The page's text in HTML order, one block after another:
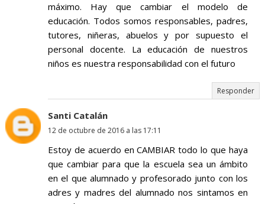
máximo. Hay que cambiar el modelo de
educación. Todos somos responsables, padres,
tutores, niñeras, abuelos y por supuesto el
personal docente. La educación de nuestros
niños es nuestra responsabilidad con el futuro
Responder
Santi Catalán
12 de octubre de 2016 a las 17:11
Estoy de acuerdo en CAMBIAR todo lo que haya
que cambiar para que la escuela sea un ámbito
en el que alumnado y profesorado junto con los
adres y madres del alumnado nos sintamos en